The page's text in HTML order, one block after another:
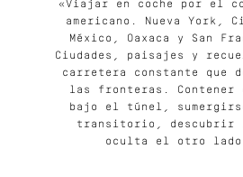
«Viajar en coche por el
americano. Nueva York,
México, Oaxaca y San
Ciudades, paisajes y
carretera constante que
las fronteras. Contener
bajo el túnel,
transitorio, descubrir
oculta el otro